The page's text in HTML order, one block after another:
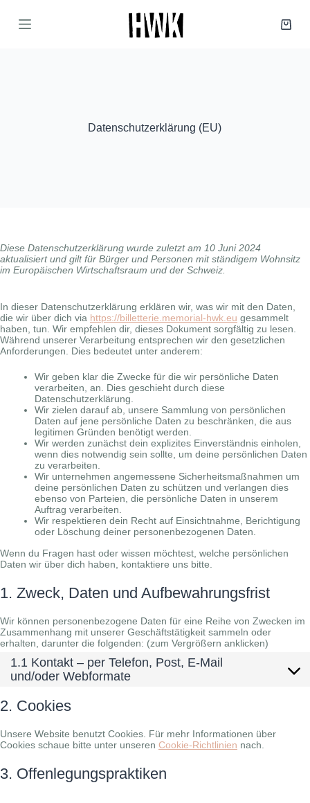
u
Datenschutzerklärung (EU)
Diese Datenschutzerklärung wurde zuletzt am 10 Juni 2024
aktualisiert und gilt für Bürger und Personen mit ständigem Wohnsitz
im Europäischen Wirtschaftsraum und der Schweiz.
In dieser Datenschutzerklärung erklären wir, was wir mit den Daten,
die wir über dich via https://billetterie.memorial-hwk.eu gesammelt
haben, tun. Wir empfehlen dir, dieses Dokument sorgfältig zu lesen.
Während unserer Verarbeitung entsprechen wir den gesetzlichen
Anforderungen. Dies bedeutet unter anderem:
Wir geben klar die Zwecke für die wir persönliche Daten
verarbeiten, an. Dies geschieht durch diese
Datenschutzerklärung.
Wir zielen darauf ab, unsere Sammlung von persönlichen
Daten auf jene persönliche Daten zu beschränken, die aus
legitimen Gründen benötigt werden.
Wir werden zunächst dein explizites Einverständnis einholen,
wenn dies notwendig sein sollte, um deine persönlichen Daten
zu verarbeiten.
Wir unternehmen angemessene Sicherheitsmaßnahmen um
deine persönlichen Daten zu schützen und verlangen dies
ebenso von Parteien, die persönliche Daten in unserem
Auftrag verarbeiten.
Wir respektieren dein Recht auf Einsichtnahme, Berichtigung
oder Löschung deiner personenbezogenen Daten.
Wenn du Fragen hast oder wissen möchtest, welche persönlichen
Daten wir über dich haben, kontaktiere uns bitte.
1. Zweck, Daten und Aufbewahrungsfrist
Wir können personenbezogene Daten für eine Reihe von Zwecken im
Zusammenhang mit unserer Geschäftstätigkeit sammeln oder
erhalten, darunter die folgenden: (zum Vergrößern anklicken)
1.1 Kontakt – per Telefon, Post, E-Mail
und/oder Webformate
2. Cookies
Unsere Website benutzt Cookies. Für mehr Informationen über
Cookies schaue bitte unter unseren Cookie-Richtlinien nach.
3. Offenlegungspraktiken